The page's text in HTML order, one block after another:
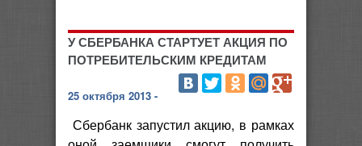
У СБЕРБАНКА СТАРТУЕТ АКЦИЯ ПО
ПОТРЕБИТЕЛЬСКИМ КРЕДИТАМ
25 октября 2013 -
Сбербанк запустил акцию, в рамках